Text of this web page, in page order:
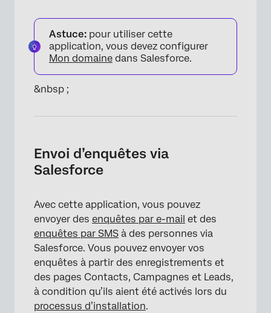
Astuce: pour utiliser cette
application, vous devez configurer
Mon domaine dans Salesforce.
&nbsp ;
Envoi d’enquêtes via
Salesforce
Avec cette application, vous pouvez
envoyer des enquêtes par e-mail et des
enquêtes par SMS à des personnes via
Salesforce. Vous pouvez envoyer vos
enquêtes à partir des enregistrements et
des pages Contacts, Campagnes et Leads,
à condition qu’ils aient été activés lors du
processus d’installation.